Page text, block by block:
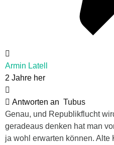
Armin Latell
2 Jahre her
Antworten an Tubus
Genau, und Republikflucht
geradeaus denken hat man
ja wohl erwarten können. Alte